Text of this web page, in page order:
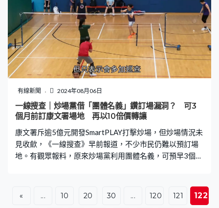
本次奧運時表示，「這些比賽的失敗，會讓我去反省，到
底是訓練方向的問題，還是技術的問題，這也會促使我未
來變得更加全面。」 「老天給了我這次的機會，但我沒有
準備好。是我的失誤，讓我們沒有拿到男團的冠軍。我對
不起大家。」對於男團決賽的失誤，蘇煒德再次道歉，表
示自己對不起老大哥們，也對不起所有熱愛與關心中國體
操的人，坦言「我接受一切的批評，這對我的成長有益。
犯了錯就要承認，我不會逃避。」 網民要求當場退役 官
媒：沒能臨場救火 「為何他老是失誤？為何一定要選
他？」、「每次大賽都掉」有網民早前翻出蘇煒德的「精
掉隊友夢想，應該當場宣佈退役。相關「
有線新聞 2024年08月06日
一線搜查｜炒場黨借「團體名義」鑽訂場漏洞？ 可3
個月前訂康文署場地 再以10倍價轉讓
康文署斥逾5億元開發SmartPLAY打擊炒場，但炒場情況未
見收歛，《一線搜查》早前報道，不少市民仍難以預訂場
地。有觀眾報料，原來炒場黨利用團體名義，可預早3個月
人在電腦系統前面排隊，到登入系統時，就發現場地已經
全部被人預訂。但炒場黨就有辦法搶到場地，再以貴幾倍
« ... 10 20 30 ... 120 121 122